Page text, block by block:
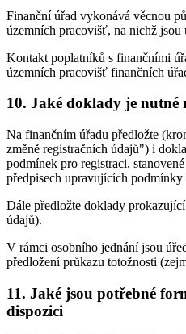
Finanční úřad vykonává věcnou
územních pracovišť, na nichž
Kontakt poplatníků s finančními
územních pracovišť finančních
10. Jaké doklady je nutné
Na finančním úřadu předložte
změně registračních údajů") i
podmínek pro registraci,
předpisech upravujících podmínky
Dále předložte doklady
údajů).
V rámci osobního jednání jsou
předložení průkazu totožnosti
11. Jaké jsou potřebné
dispozici